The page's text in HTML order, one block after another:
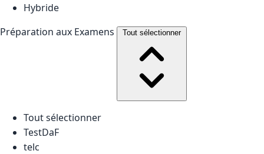
Hybride
Préparation aux Examens
Tout sélectionner
Tout sélectionner
TestDaF
telc